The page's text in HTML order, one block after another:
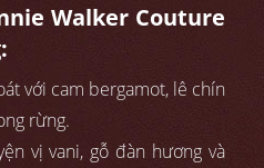
Walker Couture
với cam bergamot, lê chín
rừng.
vị vani, gỗ đàn hương và